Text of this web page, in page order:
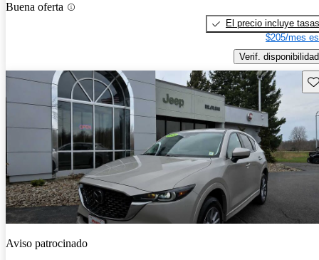
Buena oferta
El precio incluye tasas
$205/mes
Verif. disponibilidad
Aviso patrocinado